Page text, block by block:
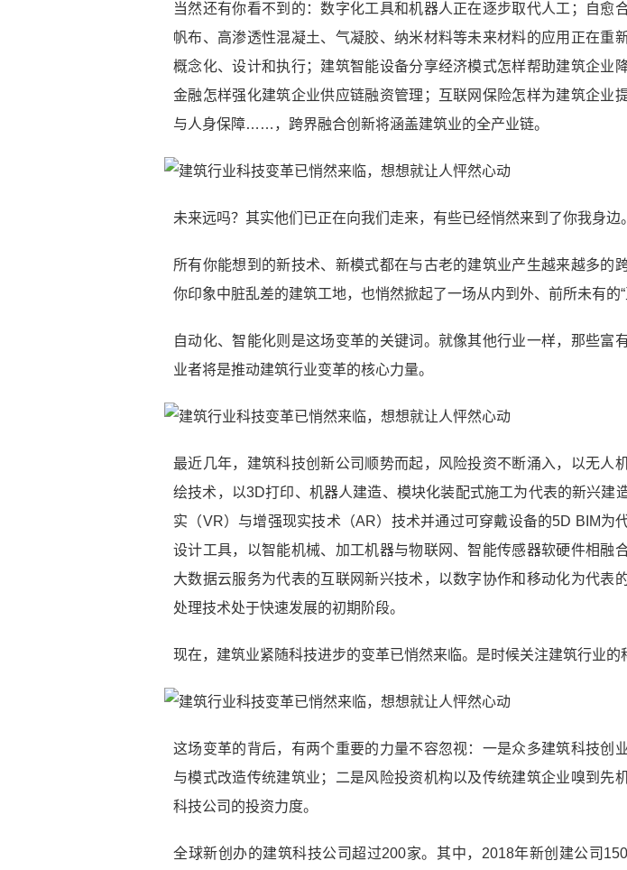
当然还有你看不到的：数字化工具和机器人正在逐步取代人工；自愈
帆布、高渗透性混凝土、气凝胶、纳米材料等未来材料的应用正在重
概念化、设计和执行；建筑智能设备分享经济模式怎样帮助建筑企业
金融怎样强化建筑企业供应链融资管理；互联网保险怎样为建筑企业
与人身保障……，跨界融合创新将涵盖建筑业的全产业链。
未来远吗？其实他们已正在向我们走来，有些已经悄然来到了你我身边。
所有你能想到的新技术、新模式都在与古老的建筑业产生越来越多的
你印象中脏乱差的建筑工地，也悄然掀起了一场从内到外、前所未有的“
自动化、智能化则是这场变革的关键词。就像其他行业一样，那些富
业者将是推动建筑行业变革的核心力量。
最近几年，建筑科技创新公司顺势而起，风险投资不断涌入，以无人
绘技术，以3D打印、机器人建造、模块化装配式施工为代表的新兴建
实（VR）与增强现实技术（AR）技术并通过可穿戴设备的5D BIM为
设计工具，以智能机械、加工机器与物联网、智能传感器软硬件相融
大数据云服务为代表的互联网新兴技术，以数字协作和移动化为代表
处理技术处于快速发展的初期阶段。
现在，建筑业紧随科技进步的变革已悄然来临。是时候关注建筑行业的
这场变革的背后，有两个重要的力量不容忽视：一是众多建筑科技创
与模式改造传统建筑业；二是风险投资机构以及传统建筑企业嗅到先
科技公司的投资力度。
全球新创办的建筑科技公司超过200家。其中，2018年新创建公司